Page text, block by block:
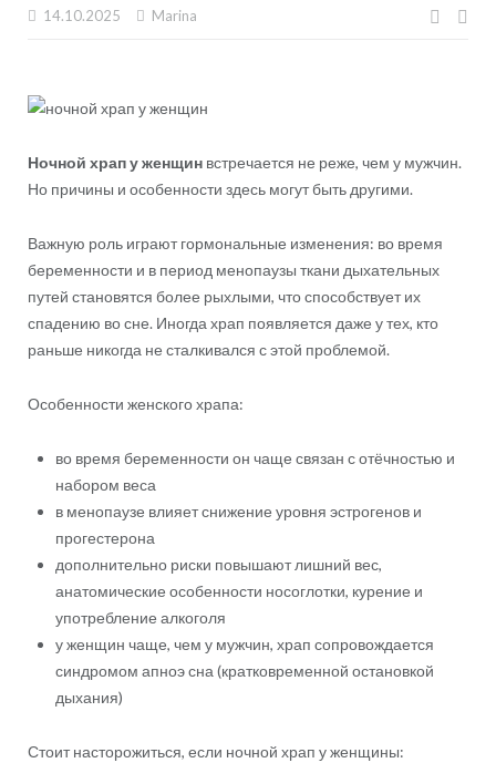
14.10.2025 Marina
Ночной храп у женщинвстречается не реже, чем у мужчин.
Но причины и особенности здесь могут быть другими.
Важную роль играют гормональные изменения: во время
беременности и в период менопаузы ткани дыхательных
путей становятся более рыхлыми, что способствует их
спадению во сне. Иногда храп появляется даже у тех, кто
раньше никогда не сталкивался с этой проблемой.
Особенности женского храпа:
во время беременности он чаще связан с отёчностью и
набором веса
в менопаузе влияет снижение уровня эстрогенов и
прогестерона
дополнительно риски повышают лишний вес,
анатомические особенности носоглотки, курение и
употребление алкоголя
у женщин чаще, чем у мужчин, храп сопровождается
синдромом апноэ сна (кратковременной остановкой
дыхания)
Стоит насторожиться, если ночной храп у женщины: